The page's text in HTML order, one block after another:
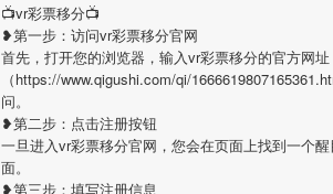
📺vr彩票移分📺
❥第一步：访问vr彩票移分官网
首先，打开您的浏览器，输入vr彩票移分的官方网址
（https://www.qigushi.com/qi/
问。
❥第二步：点击注册按钮
一旦进入vr彩票移分官网，您会在页面上找到一个
面。
❥第三步：填写注册信息